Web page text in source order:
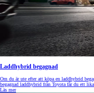
Laddhybrid begagnad
Om du är ute efter att köpa en laddhybrid
begagnad laddhybrid från Toyota får du ett
Läs mer